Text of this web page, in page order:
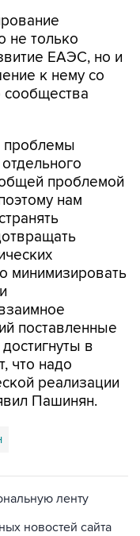
не только
ЕАЭС, но и
к нему со
сообщества
проблемы
общей проблемой
нам
минимизировать
поставленные
в
что надо
реализации
Пашинян.
ленту
новостей сайта